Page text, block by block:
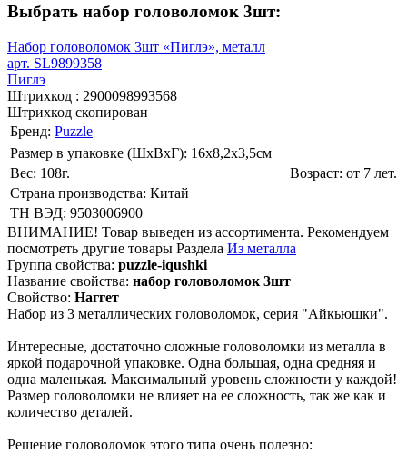
Выбрать набор головоломок 3шт:
Набор головоломок 3шт «Пиглэ», металл
арт. SL9899358
Пиглэ
Штрихкод : 2900098993568
Штрихкод скопирован
Бренд: Puzzle
Размер в упаковке (ШхВxГ): 16х8,2х3,5cм
Вес: 108г.
Возраст: от 7 лет.
Страна производства: Китай
ТН ВЭД: 9503006900
ВНИМАНИЕ! Товар выведен из ассортимента. Рекомендуем
посмотреть другие товары Раздела Из металла
Группа свойства: puzzle-iqushki
Название свойства: набор головоломок 3шт
Свойство: Наггет
Набор из 3 металлических головоломок, серия "Айкьюшки".
Интересные, достаточно сложные головоломки из металла в
яркой подарочной упаковке. Одна большая, одна средняя и
одна маленькая. Максимальный уровень сложности у каждой!
Размер головоломки не влияет на ее сложность, так же как и
количество деталей.
Решение головоломок этого типа очень полезно: